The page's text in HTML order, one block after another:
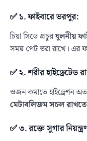
✅ ১. ফাইবারে ভরপুর:
চিয়া সিডে প্রচুরঘুলনীয়
সময় পেট ভরা রাখে। এর
✅ ২. শরীর হাইড্রেটেড
ওজন কমাতে হাইড্রেশন
মেটাবলিজম সচল রাখতে
✅ ৩. রক্তে সুগার